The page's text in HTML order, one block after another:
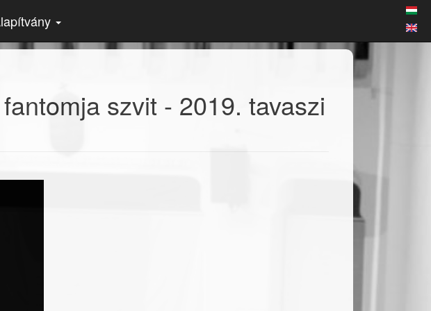
szvit - 2019. tavaszi